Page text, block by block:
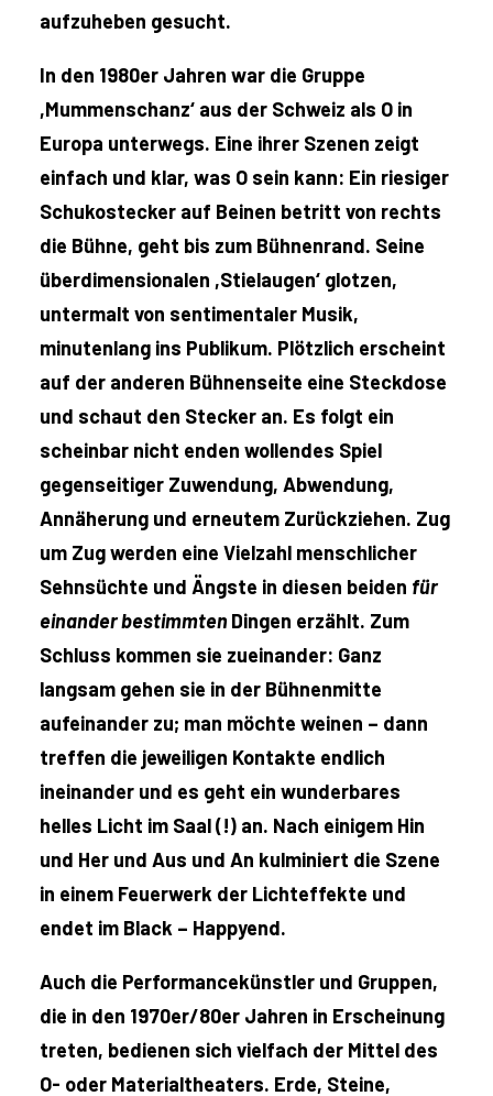
aufzuheben gesucht.
In den 1980er Jahren war die Gruppe
,Mummenschanz‘ aus der Schweiz als O in
Europa unterwegs. Eine ihrer Szenen zeigt
einfach und klar, was O sein kann: Ein riesiger
Schukostecker auf Beinen betritt von rechts
die Bühne, geht bis zum Bühnenrand. Seine
überdimensionalen ,Stielaugen‘ glotzen,
untermalt von sentimentaler Musik,
minutenlang ins Publikum. Plötzlich erscheint
auf der anderen Bühnenseite eine Steckdose
und schaut den Stecker an. Es folgt ein
scheinbar nicht enden wollendes Spiel
gegenseitiger Zuwendung, Abwendung,
Annäherung und erneutem Zurückziehen. Zug
um Zug werden eine Vielzahl menschlicher
Sehnsüchte und Ängste in diesen beiden für
einander bestimmten Dingen erzählt. Zum
Schluss kommen sie zueinander: Ganz
langsam gehen sie in der Bühnenmitte
aufeinander zu; man möchte weinen – dann
treffen die jeweiligen Kontakte endlich
ineinander und es geht ein wunderbares
helles Licht im Saal (!) an. Nach einigem Hin
und Her und Aus und An kulminiert die Szene
in einem Feuerwerk der Lichteffekte und
endet im Black – Happyend.
Auch die Performancekünstler und Gruppen,
die in den 1970er/80er Jahren in Erscheinung
treten, bedienen sich vielfach der Mittel des
O- oder Materialtheaters. Erde, Steine,